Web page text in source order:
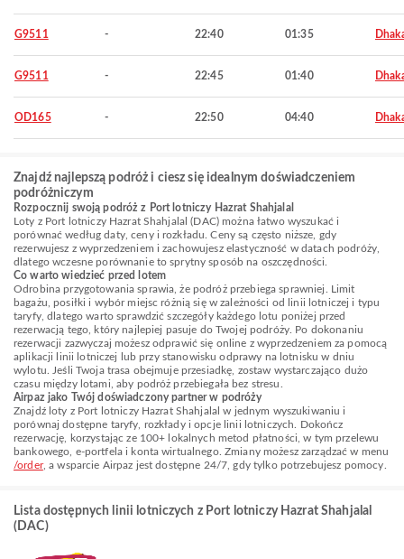
G9511 - 22:40 01:35
G9511 - 22:45 01:40
OD165 - 22:50 04:40
Znajdź najlepszą podróż i ciesz się idealnym doświadczeniem
podróżniczym
Rozpocznij swoją podróż z Port lotniczy Hazrat Shahjalal
Loty z Port lotniczy Hazrat Shahjalal (DAC) można łatwo wyszukać i
porównać według daty, ceny i rozkładu. Ceny są często niższe, gdy
rezerwujesz z wyprzedzeniem i zachowujesz elastyczność w datach podróży,
dlatego wczesne porównanie to sprytny sposób na oszczędności.
Co warto wiedzieć przed lotem
Odrobina przygotowania sprawia, że podróż przebiega sprawniej. Limit
bagażu, posiłki i wybór miejsc różnią się w zależności od linii lotniczej i typu
taryfy, dlatego warto sprawdzić szczegóły każdego lotu poniżej przed
rezerwacją tego, który najlepiej pasuje do Twojej podróży. Po dokonaniu
rezerwacji zazwyczaj możesz odprawić się online z wyprzedzeniem za pomocą
aplikacji linii lotniczej lub przy stanowisku odprawy na lotnisku w dniu
wylotu. Jeśli Twoja trasa obejmuje przesiadkę, zostaw wystarczająco dużo
czasu między lotami, aby podróż przebiegała bez stresu.
Airpaz jako Twój doświadczony partner w podróży
Znajdź loty z Port lotniczy Hazrat Shahjalal w jednym wyszukiwaniu i
porównaj dostępne taryfy, rozkłady i opcje linii lotniczych. Dokończ
rezerwację, korzystając ze 100+ lokalnych metod płatności, w tym przelewu
bankowego, e-portfela i konta wirtualnego. Zmiany możesz zarządzać w menu
/order, a wsparcie Airpaz jest dostępne 24/7, gdy tylko potrzebujesz pomocy.
Lista dostępnych linii lotniczych z Port lotniczy Hazrat Shahjalal
(DAC)